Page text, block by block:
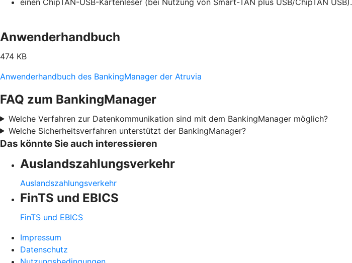
Anwenderhandbuch
474 KB
Anwenderhandbuch des BankingManager der Atruvia
FAQ zum BankingManager
Welche Verfahren zur Datenkommunikation sind mit dem BankingManager möglich?
Welche Sicherheitsverfahren unterstützt der BankingManager?
Das könnte Sie auch interessieren
Auslandszahlungsverkehr
Auslandszahlungsverkehr
FinTS und EBICS
FinTS und EBICS
Impressum
Datenschutz